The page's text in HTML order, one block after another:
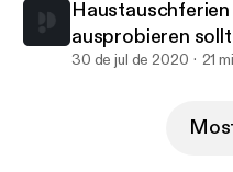
ausprobieren
30 de jul de 2020 21